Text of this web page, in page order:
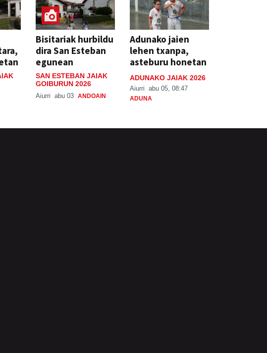
Bisitariak hurbildu
dira San Esteban
egunean
SAN ESTEBAN JAIAK
GOIBURUN 2026
Aiurri abu 03 ANDOAIN
Adunako jaien
lehen txanpa,
asteburu honetan
ADUNAKO JAIAK 2026
Aiurri abu 05, 08:47
ADUNA